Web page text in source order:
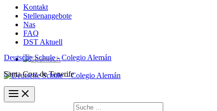
Kontakt
Stellenangebote
Nas
FAQ
DST Aktuell
Deutsche Schule - Colegio Alemán
Santa Cruz de Tenerife
Suchen